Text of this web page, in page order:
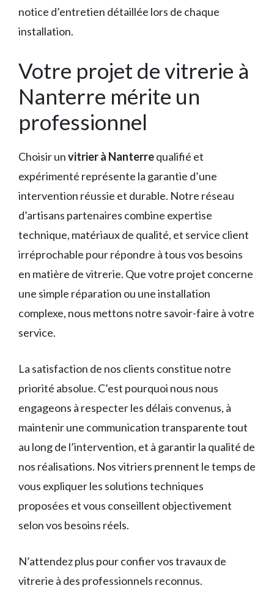
notice d’entretien détaillée lors de chaque
installation.
Votre projet de vitrerie à
Nanterre mérite un
professionnel
Choisir unvitrier à Nanterrequalifié et
expérimenté représente la garantie d’une
intervention réussie et durable. Notre réseau
d’artisans partenaires combine expertise
technique, matériaux de qualité, et service client
irréprochable pour répondre à tous vos besoins
en matière de vitrerie. Que votre projet concerne
une simple réparation ou une installation
complexe, nous mettons notre savoir-faire à votre
service.
La satisfaction de nos clients constitue notre
priorité absolue. C’est pourquoi nous nous
engageons à respecter les délais convenus, à
maintenir une communication transparente tout
au long de l’intervention, et à garantir la qualité de
nos réalisations. Nos vitriers prennent le temps de
vous expliquer les solutions techniques
proposées et vous conseillent objectivement
selon vos besoins réels.
N’attendez plus pour confier vos travaux de
vitrerie à des professionnels reconnus.